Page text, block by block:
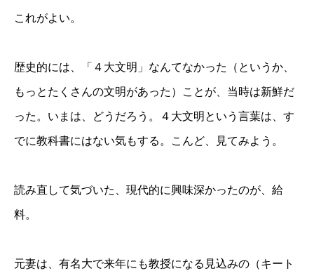
これがよい。
歴史的には、「４大文明」なんてなかった（というか、
もっとたくさんの文明があった）ことが、当時は新鮮だ
った。いまは、どうだろう。４大文明という言葉は、す
でに教科書にはない気もする。こんど、見てみよう。
読み直して気づいた、現代的に興味深かったのが、給
料。
元妻は、有名大で来年にも教授になる見込みの（キート